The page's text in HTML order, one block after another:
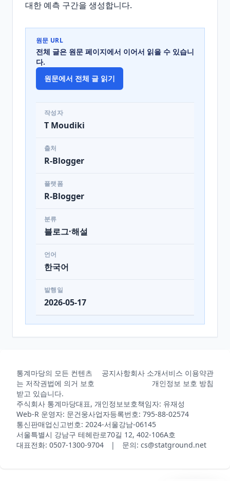
대한 예측 구간을 생성합니다.
원문 URL
전체 글은 원문 페이지에서 이어서 읽을 수 있습니
다.
원문에서 전체 글 읽기
작성자
T Moudiki
출처
R-Blogger
플랫폼
R-Blogger
분류
블로그·해설
언어
한국어
발행일
2026-05-17
통계마당의 모든 컨텐츠
는 저작권법에 의거 보호
받고 있습니다.
공지사항회사 소개서비스 이용약관
개인정보 보호 방침
주식회사 통계마당대표, 개인정보보호책임자: 유재성
Web-R 운영자: 문건웅사업자등록번호: 795-88-02574
통신판매업신고번호: 2024-서울강남-06145
서울특별시 강남구 테헤란로70길 12, 402-106A호
대표전화: 0507-1300-9704 | 문의: cs@statground.net